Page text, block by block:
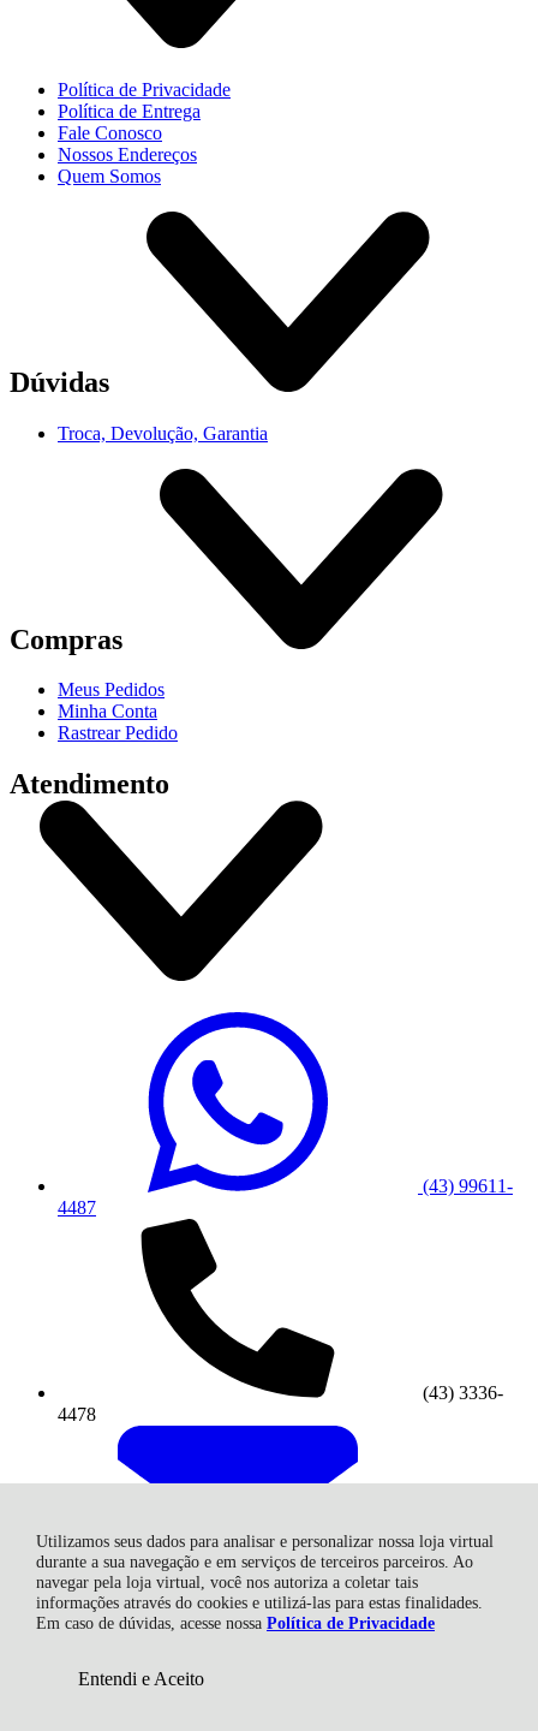
Utilizamos seus dados para analisar e personalizar nossa loja virtual
durante a sua navegação e em serviços de terceiros parceiros. Ao
navegar pela loja virtual, você nos autoriza a coletar tais
informações através do cookies e utilizá-las para estas finalidades.
Em caso de dúvidas, acesse nossa Política de Privacidade
Entendi e Aceito
Política de Privacidade
Política de Entrega
Fale Conosco
Nossos Endereços
Quem Somos
Dúvidas
Troca, Devolução, Garantia
Compras
Meus Pedidos
Minha Conta
Rastrear Pedido
Atendimento
(43) 99611-
4487
(43) 3336-
4478
atendimento@inoxlon.com.br
Redes Sociais